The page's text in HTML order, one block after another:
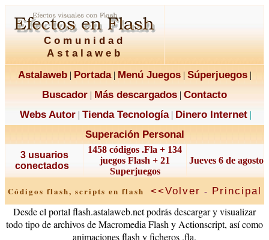
Comunidad
Astalaweb
Astalaweb| Portada| Menú Juegos| Súperjuegos|
Buscador | Más descargados | Contacto
Webs Autor | Tienda Tecnología| Dinero Internet |
Superación Personal
3 usuarios
conectados
1458 códigos .Fla + 134
juegos Flash + 21
Superjuegos
Jueves 6 de agosto
Códigos flash, scripts en flash <<Volver - Principal
Desde el portal flash.astalaweb.net podrás descargar y visualizar
todo tipo de archivos de Macromedia Flash y Actionscript, así como
animaciones flash y ficheros .fla.